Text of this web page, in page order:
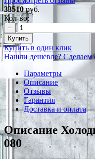
33510руб.
Кол-во:
−
Купить
Купить в один клик
Нашли дешевле? Сделаем
Параметры
Описание
Отзывы
Гарантия
Доставка и оплата
Описание
080